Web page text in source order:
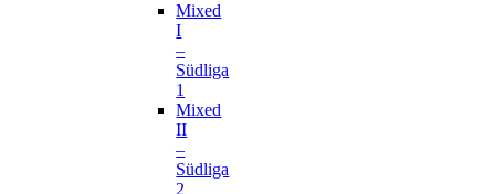
Mixed
I
–
Südliga
1
Mixed
II
–
Südliga
2